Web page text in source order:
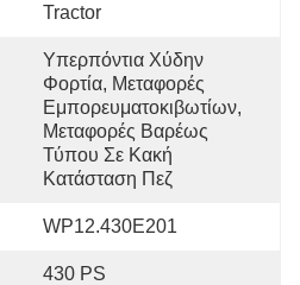
Tractor
Υπερπόντια Χύδην
Φορτία, Μεταφορές
Εμπορευματοκιβωτίων,
Μεταφορές Βαρέως
Τύπου Σε Κακή
Κατάσταση Πεζ
WP12.430E201
430 PS